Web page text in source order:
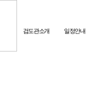
검도관소개 일정안내